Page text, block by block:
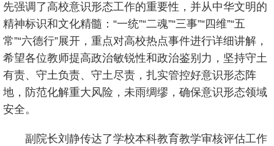
先强调了高校意识形态工作的重要性，并从中华文明的
精神标识和文化精髓：“一统”“二魂”“三事”“四维”“五
常”“六德行”展开，重点对高校热点事件进行详细讲解，
希望各位教师提高政治敏锐性和政治鉴别力，坚持守土
有责、守土负责、守土尽责，扎实管控好意识形态阵
地，防范化解重大风险，未雨绸缪，确保意识形态领域
安全。
副院长刘静传达了学校本科教育教学审核评估工作